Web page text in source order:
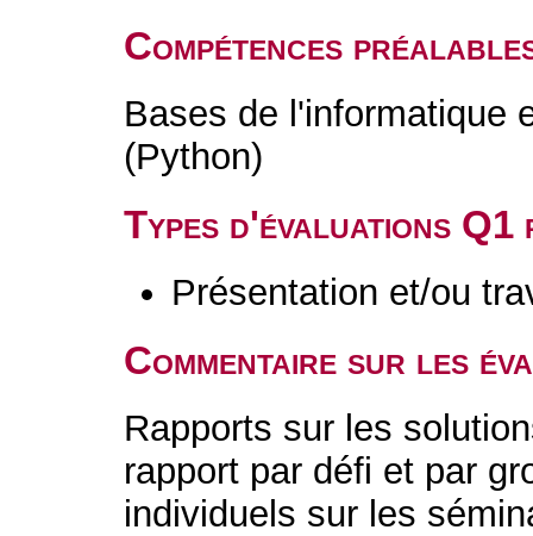
Compétences
Bases de l'informatique
(Python)
Types d'évaluations
Présentation et/ou
Commentaire sur les
Rapports sur les
rapport par défi et par
individuels sur les